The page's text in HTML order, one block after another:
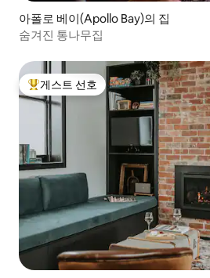
아폴로 베이(Apollo Bay)의 집
숨겨진 통나무집
상위 게스트 선호
게스트 선호